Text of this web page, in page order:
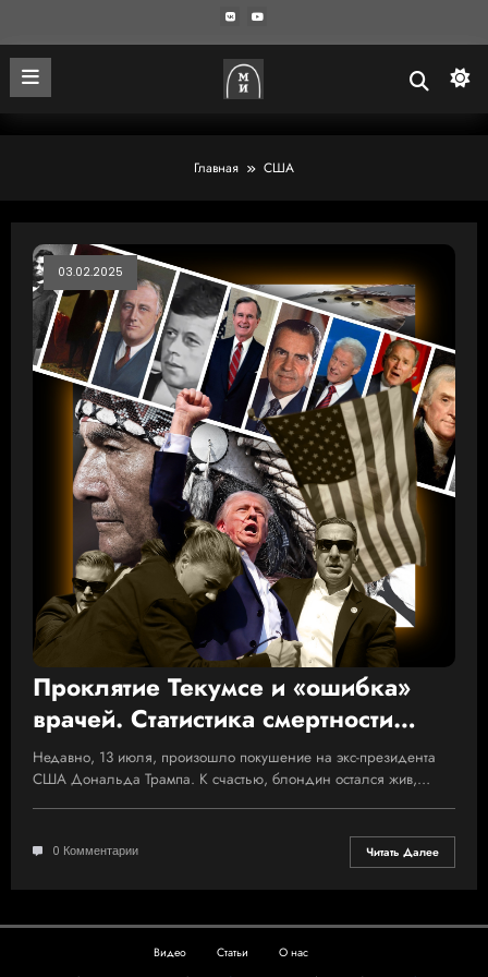
Главная США
03.02.2025
Проклятие Текумсе и «ошибка»
врачей. Статистика смертности
президентов США от рук убийц
Недавно, 13 июля, произошло покушение на экс-президента
США Дональда Трампа. К счастью, блондин остался жив,…
0 Комментарии Читать Далее
Видео Статьи
О нас